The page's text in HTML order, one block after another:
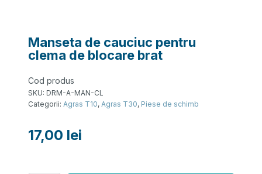
Manseta de cauciuc pentru
clema de blocare brat
Cod produs
SKU: DRM-A-MAN-CL
Categorii: Agras T10, Agras T30, Piese de schimb
17,00 lei